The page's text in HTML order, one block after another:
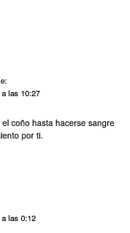
las 10:27
coño hasta hacerse sangre
por ti.
las 0:12